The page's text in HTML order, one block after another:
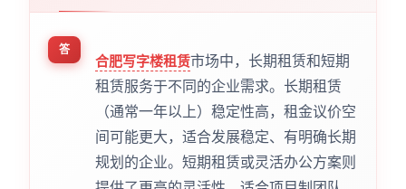
答
合肥写字楼租赁市场中，长期租赁和短期
租赁服务于不同的企业需求。长期租赁
（通常一年以上）稳定性高，租金议价空
间可能更大，适合发展稳定、有明确长期
规划的企业。短期租赁或灵活办公方案则